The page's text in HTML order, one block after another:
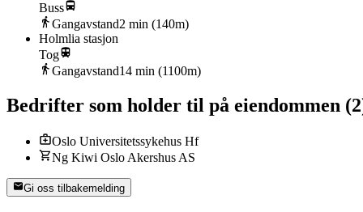
Buss
Gangavstand2 min (140m)
Holmlia stasjon
Tog
Gangavstand14 min (1100m)
Bedrifter som holder til på eiendommen (2
Oslo Universitetssykehus Hf
Ng Kiwi Oslo Akershus AS
Gi oss tilbakemelding